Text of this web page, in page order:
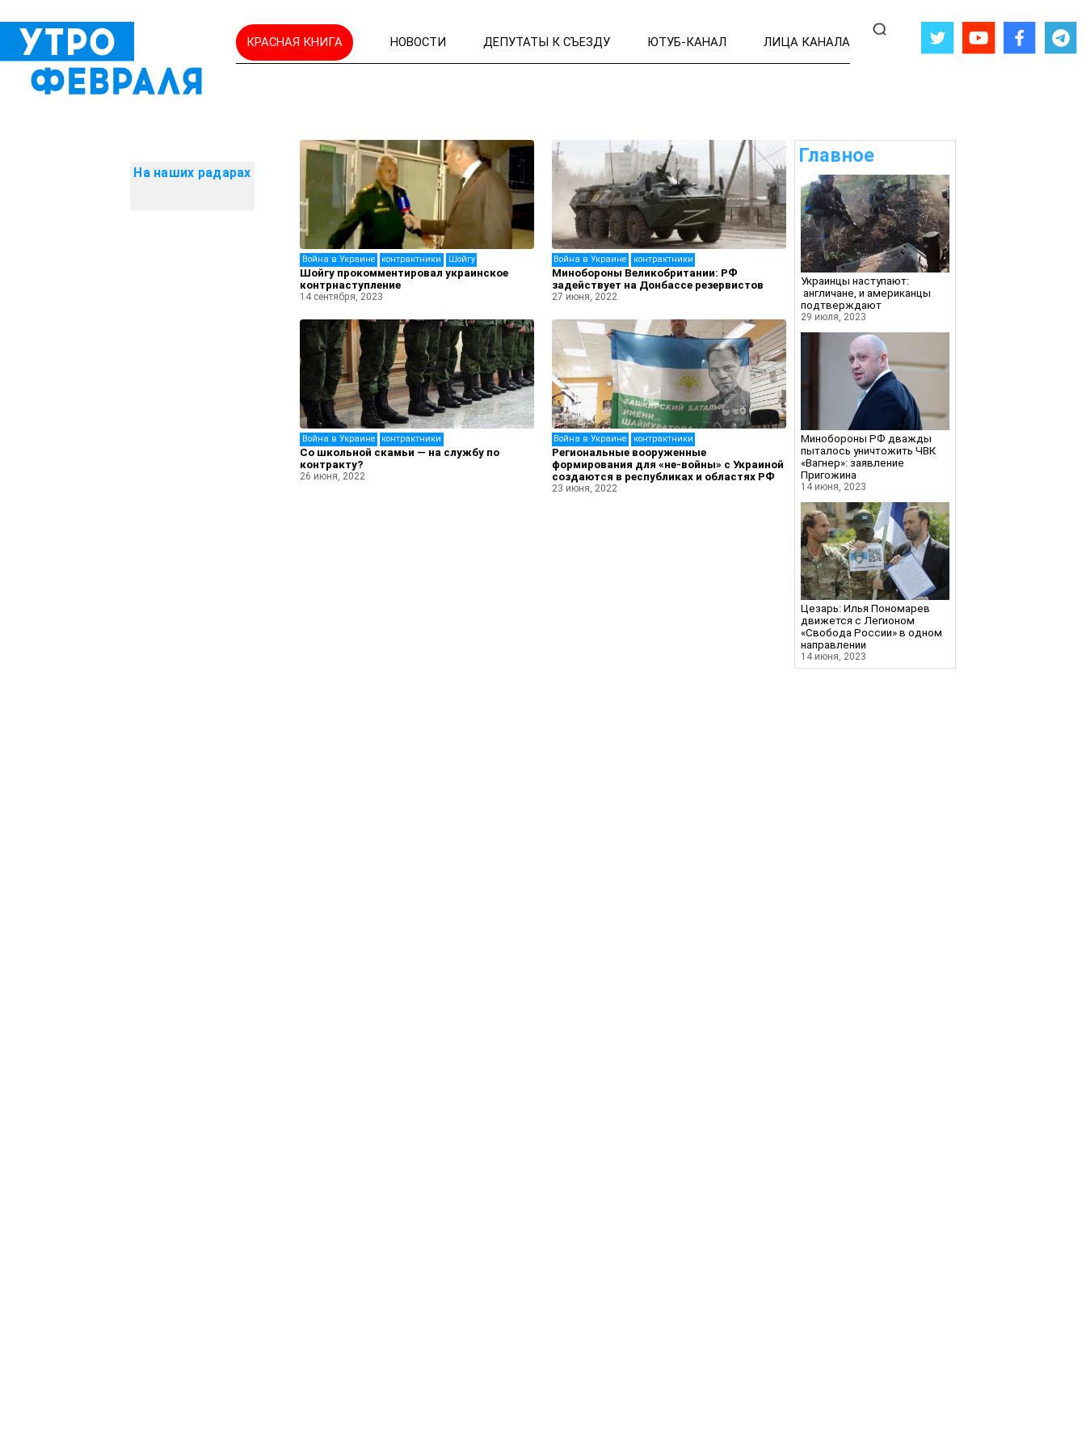
КРАСНАЯ КНИГА НОВОСТИ ДЕПУТАТЫ К СЪЕЗДУ ЮТУБ-КАНАЛ ЛИЦА КАНАЛА
На наших радарах
Война в Украине контрактники Шойгу
Шойгу прокомментировал украинское
контрнаступление
14 сентября, 2023
Война в Украине контрактники
Минобороны Великобритании: РФ
задействует на Донбассе резервистов
27 июня, 2022
Война в Украине контрактники
Со школьной скамьи — на службу по
контракту?
26 июня, 2022
Война в Украине контрактники
Региональные вооруженные
формирования для «не-войны» с Украиной
создаются в республиках и областях РФ
23 июня, 2022
Главное
Украинцы наступают:
англичане, и американцы
подтверждают
29 июля, 2023
Минобороны РФ дважды
пыталось уничтожить ЧВК
«Вагнер»: заявление
Пригожина
14 июня, 2023
Цезарь: Илья Пономарев
движется с Легионом
«Свобода России» в одном
направлении
14 июня, 2023